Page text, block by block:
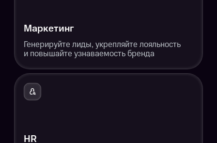
Маркетинг
Генерируйте лиды, укрепляйте лояльность
и повышайте узнаваемость бренда
HR